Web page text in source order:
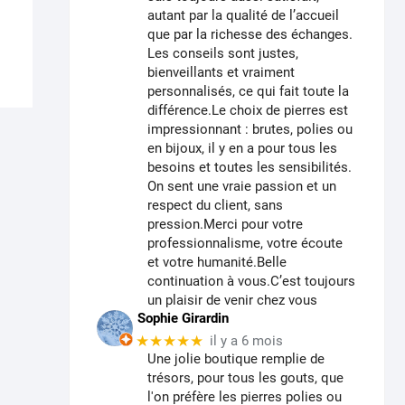
autant par la qualité de l’accueil
que par la richesse des échanges.
Les conseils sont justes,
bienveillants et vraiment
personnalisés, ce qui fait toute la
différence.Le choix de pierres est
impressionnant : brutes, polies ou
en bijoux, il y en a pour tous les
besoins et toutes les sensibilités.
On sent une vraie passion et un
respect du client, sans
pression.Merci pour votre
professionnalisme, votre écoute
et votre humanité.Belle
continuation à vous.C’est toujours
un plaisir de venir chez vous
Sophie Girardin
★★★★★ il y a 6 mois
Une jolie boutique remplie de
trésors, pour tous les gouts, que
l'on préfère les pierres polies ou